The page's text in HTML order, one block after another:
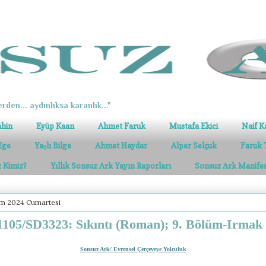
aydınlıksa karanlık..."
Eyüp Kaan Ahmet Faruk Mustafa Ekici Naif
Yaşlı Bilge Ahmet Haydar Alper Selçuk Faruk
Kimiz? Yıllık Sonsuz Ark Yayın Raporları Sonsuz Ark
2024 Cumartesi
SD3323: Sıkıntı (Roman); 9. Bölüm-Irmak
Sonsuz Ark/ Evrensel Çerçeveye Yolculuk